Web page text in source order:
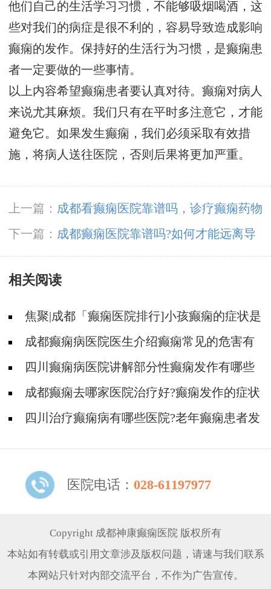
他们自己的生活学习习惯，不能够吸烟喝酒，这
些对我们的病症是很不利的，容易导致造成影响
癫痫的发作。保持好的生活行为习惯，是癫痫患
者一定要做的一些事情。
以上内容希望癫痫患者要认真对待。癫痫对病人
来说尤其麻烦。我们只有在平时多注意它，才能
避免它。如果发生癫痫，我们必须采取有效措
施，将病人送往医院，否则后果将更加严重。
上一篇： 成都看癫痫医院靠谱吗，诊疗癫痫药物
医学常识是什么?
下一篇： 成都癫痫医院靠谱吗?如何才能远离导
致年轻人癫痫的原因?
相关阅读
焦聚|成都「癫痫医院排行]小孩癫痫的症状是
什么?成都癫痫病医院医生介绍癫痫常见的危害有
哪些！四川癫痫病医院讲解部分性癫痫发作有哪些
具体表现形式？
成都癫痫去哪家医院治疗好?癫痫发作的症状
有哪些?
四川治疗癫痫病有哪些医院?老年癫痫患者发
医院电话： 028-61197977
Copyright 成都神康癫痫医院 版权所有
本站如有转载或引用文章涉及版权问题，请速与我们联系
本网站只针对内部交流平台，不作为广告宣传。